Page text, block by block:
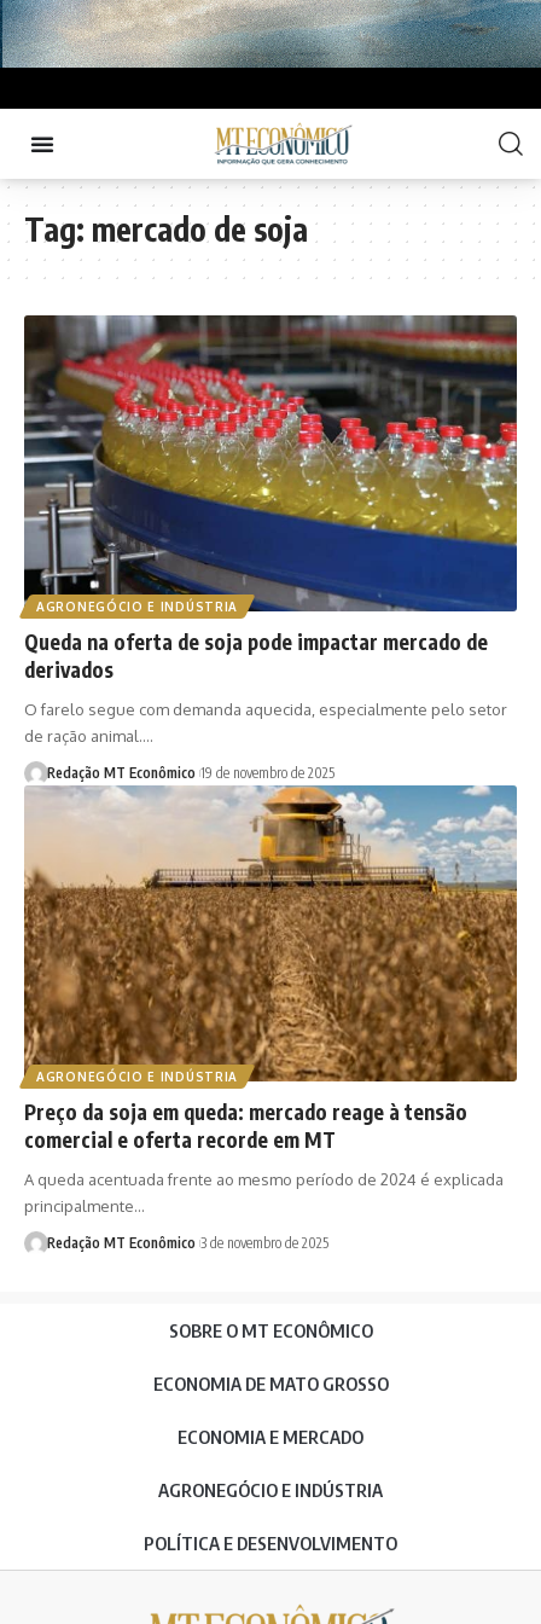
Tag: mercado de soja
AGRONEGÓCIO E INDÚSTRIA
Queda na oferta de soja pode impactar mercado de
derivados
O farelo segue com demanda aquecida, especialmente pelo setor
de ração animal.…
Redação MT Econômico 19 de novembro de 2025
AGRONEGÓCIO E INDÚSTRIA
Preço da soja em queda: mercado reage à tensão
comercial e oferta recorde em MT
A queda acentuada frente ao mesmo período de 2024 é explicada
principalmente…
Redação MT Econômico 3 de novembro de 2025
SOBRE O MT ECONÔMICO
ECONOMIA DE MATO GROSSO
ECONOMIA E MERCADO
AGRONEGÓCIO E INDÚSTRIA
POLÍTICA E DESENVOLVIMENTO